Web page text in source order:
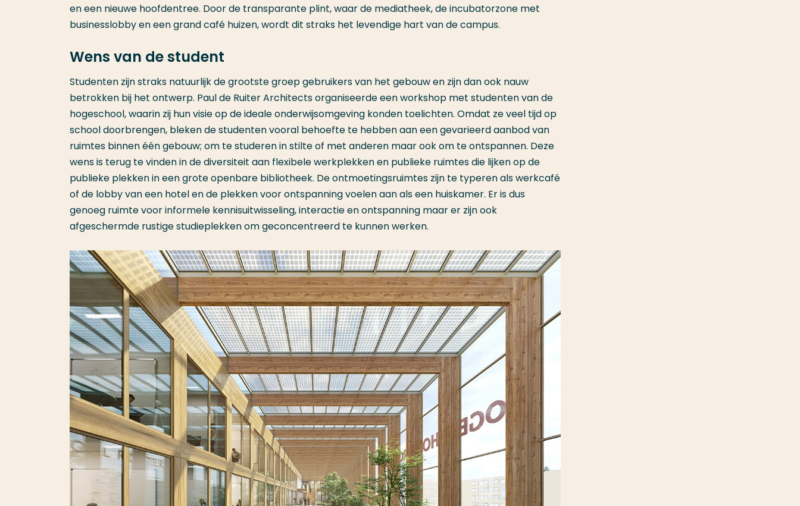
en een nieuwe hoofdentree. Door de transparante plint, waar de mediatheek, de incubatorzone met
businesslobby en een grand café huizen, wordt dit straks het levendige hart van de campus.
Wens van de student
Studenten zijn straks natuurlijk de grootste groep gebruikers van het gebouw en zijn dan ook nauw
betrokken bij het ontwerp. Paul de Ruiter Architects organiseerde een workshop met studenten van de
hogeschool, waarin zij hun visie op de ideale onderwijsomgeving konden toelichten. Omdat ze veel tijd op
school doorbrengen, bleken de studenten vooral behoefte te hebben aan een gevarieerd aanbod van
ruimtes binnen één gebouw; om te studeren in stilte of met anderen maar ook om te ontspannen. Deze
wens is terug te vinden in de diversiteit aan flexibele werkplekken en publieke ruimtes die lijken op de
publieke plekken in een grote openbare bibliotheek. De ontmoetingsruimtes zijn te typeren als werkcafé
of de lobby van een hotel en de plekken voor ontspanning voelen aan als een huiskamer. Er is dus
genoeg ruimte voor informele kennisuitwisseling, interactie en ontspanning maar er zijn ook
afgeschermde rustige studieplekken om geconcentreerd te kunnen werken.